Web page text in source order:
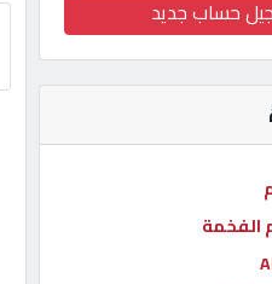
حساب جديد
الفخمة